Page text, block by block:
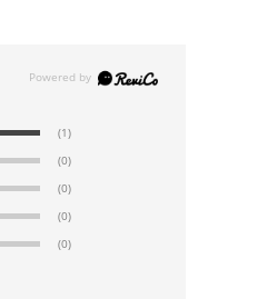
(1)
(0)
(0)
(0)
(0)